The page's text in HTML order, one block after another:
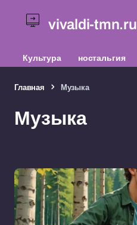
vivaldi-tmn.ru
Культура ностальгия
Главная Музыка
Музыка